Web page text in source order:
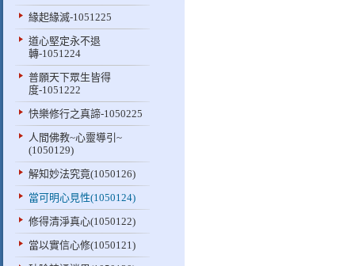
緣起緣滅-1051225
道心堅定永不退
轉-1051224
普願天下眾生皆得
度-1051222
快樂修行之真諦-1050225
人間佛教~心靈導引~
(1050129)
解知妙法究竟(1050126)
當可明心見性(1050124)
修得清淨真心(1050122)
當以實信心修(1050121)